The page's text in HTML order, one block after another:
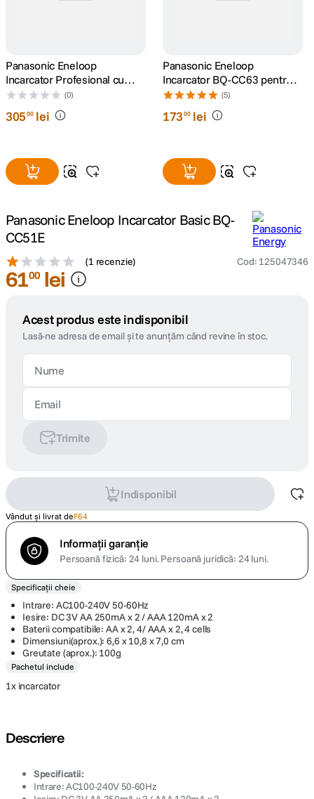
8 godox
9 card memorie
Panasonic Eneloop
Incarcator Profesional cu
Display LCD (0)
30500 lei
Panasonic Eneloop
Incarcator BQ-CC63 pentru 8
acumulatori tip AAA/ AA
(5)
17300 lei
Panasonic Eneloop Incarcator Basic BQ-
CC51E
(1 recenzie) Cod: 125047346
6100 lei
Acest produs este indisponibil
Lasă-ne adresa de email și te anunțăm când revine în stoc.
Trimite
Indisponibil
Vândut și livrat deF64
Informații garanție
Persoană fizică: 24 luni.Persoană juridică: 24 luni.
Specificații cheie
Intrare: AC100-240V 50-60Hz
Iesire: DC 3V AA 250mA x 2 / AAA 120mA x 2
Baterii compatibile: AA x 2, 4/ AAA x 2, 4 cells
Dimensiuni(aprox.): 6,6 x 10,8 x 7,0 cm
Greutate (aprox.): 100g
Pachetul include
1x incarcator
Descriere
Specificatii:
Intrare: AC100-240V 50-60Hz